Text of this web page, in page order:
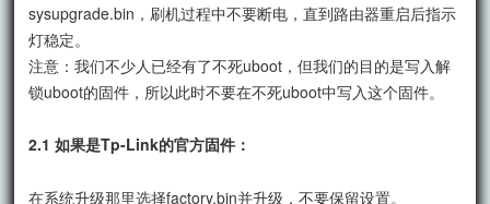
sysupgrade.bin，刷机过程中不要断电，直到路由器重启后指示
灯稳定。
注意：我们不少人已经有了不死uboot，但我们的目的是写入解
锁uboot的固件，所以此时不要在不死uboot中写入这个固件。
2.1 如果是Tp-Link的官方固件：
在系统升级那里选择factory.bin并升级，不要保留设置。